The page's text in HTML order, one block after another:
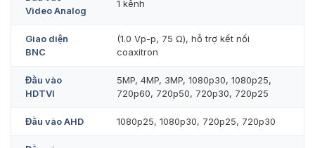
Video Analog
1 kênh
Giao diện
BNC
(1.0 Vp-p, 75 Ω), hỗ trợ kết nối
coaxitron
Đầu vào
HDTVI
5MP, 4MP, 3MP, 1080p30, 1080p25,
720p60, 720p50, 720p30, 720p25
Đầu vào AHD 1080p25, 1080p30, 720p25, 720p30